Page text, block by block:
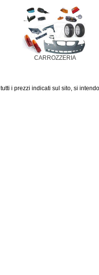
CARROZZERIA
tutti i prezzi indicati sul sito, si